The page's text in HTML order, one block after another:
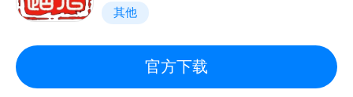
其他
官方下载